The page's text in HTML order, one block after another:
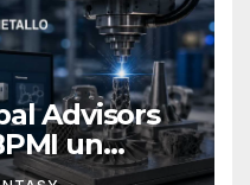
Advisors
un
3D